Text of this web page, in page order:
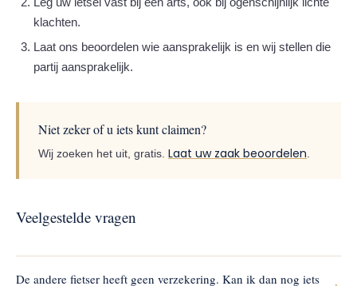
klachten.
Laat ons beoordelen wie aansprakelijk is en wij stellen die
partij aansprakelijk.
Niet zeker of u iets kunt claimen?
Wij zoeken het uit, gratis. Laat uw zaak beoordelen
Veelgestelde vragen
De andere fietser heeft geen verzekering. Kan ik dan nog iets